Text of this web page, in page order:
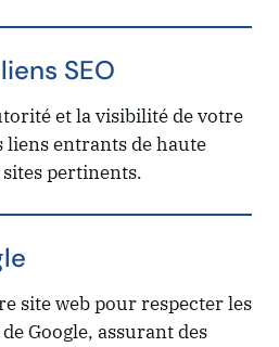
SEO
et la visibilité de votre
liens entrants de haute
pertinents.
site web pour respecter les
Google, assurant des